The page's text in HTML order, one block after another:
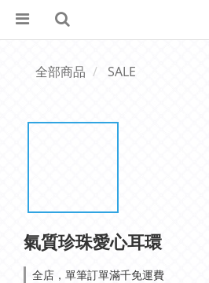
全部商品 SALE
氣質珍珠愛心耳環
全店，單筆訂單滿千免運費